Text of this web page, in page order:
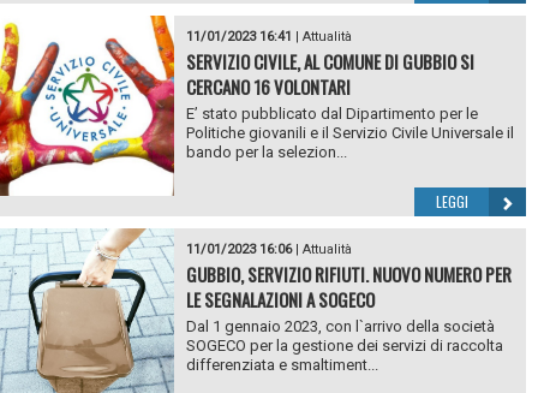
11/01/2023 16:41 | Attualità
SERVIZIO CIVILE, AL COMUNE DI GUBBIO SI
CERCANO 16 VOLONTARI
E’ stato pubblicato dal Dipartimento per le
Politiche giovanili e il Servizio Civile Universale il
bando per la selezion...
LEGGI
11/01/2023 16:06| Attualità
GUBBIO, SERVIZIO RIFIUTI. NUOVO NUMERO PER
LE SEGNALAZIONI A SOGECO
Dal 1 gennaio 2023, con l`arrivo della società
SOGECO per la gestione dei servizi di raccolta
differenziata e smaltiment...